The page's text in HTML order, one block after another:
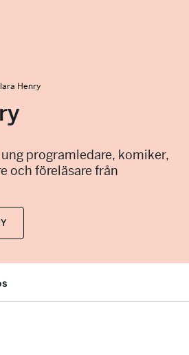
Henry
programledare, komiker,
och föreläsare från